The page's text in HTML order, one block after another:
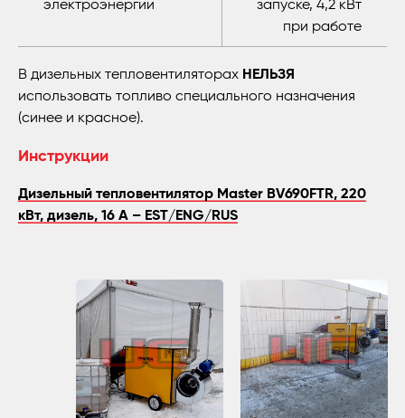
электроэнергии
запуске, 4,2 кВт
при работе
В дизельных тепловентиляторах НЕЛЬЗЯ
использовать топливо специального назначения
(синее и красное).
Инструкции
Дизельный тепловентилятор Master BV690FTR, 220
кВт, дизель, 16 А – EST/ENG/RUS